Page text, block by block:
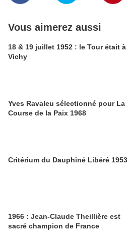
Vous aimerez aussi
18 & 19 juillet 1952 : le Tour était à
Vichy
Yves Ravaleu sélectionné pour La
Course de la Paix 1968
Critérium du Dauphiné Libéré 1953
1966 : Jean-Claude Theillière est
sacré champion de France